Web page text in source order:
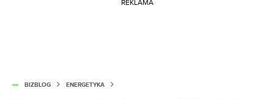
REKLAMA
BIZBLOG ENERGETYKA